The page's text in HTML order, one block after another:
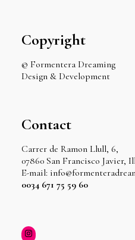
Copyright
© Formentera Dreaming
Design & Development
Contact
Carrer de Ramon Llull, 6,
07860 San Francisco Javier,
E-mail:
0034 671 75 59 60
Instagram